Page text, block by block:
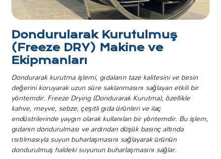
Dondurularak Kurutulmuş
(Freeze DRY) Makine ve
Ekipmanları
Dondurarak kurutma işlemi, gıdaların taze kalitesini ve besin
değerini koruyarak uzun süre saklanmasını sağlayan etkili bir
yöntemdir. Freeze Drying (Dondurarak Kurutma), özellikle
kahve, meyve, sebze, çeşitli gıda ürünleri ve ilaç
endüstrilerinde yaygın olarak kullanılan bir yöntemdir. Bu işlem,
gıdanın dondurulması ve ardından düşük basınç altında
ısıtılmasıyla suyun buharlaşmasını sağlayarak ürünün
dondurulmuş haldeki suyunun buharlaşmasını sağlar.